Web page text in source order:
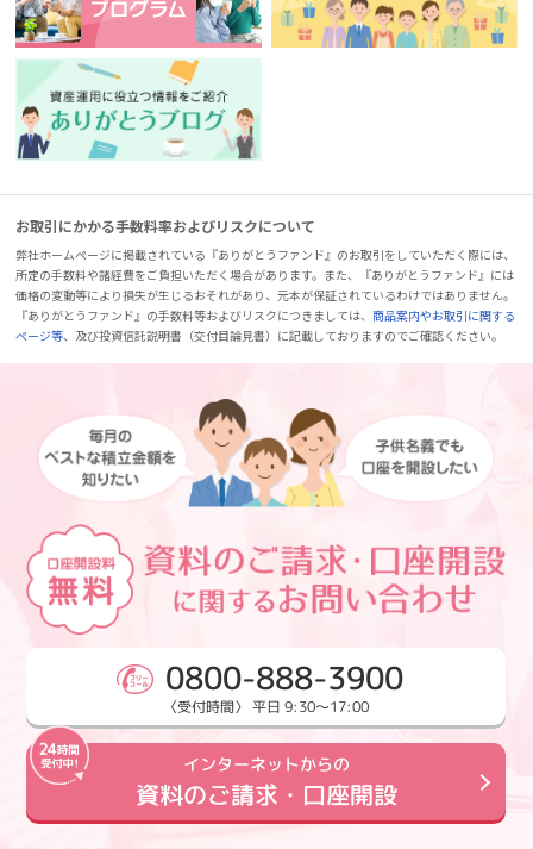
お取引にかかる手数料率およびリスクについて
弊社ホームページに掲載されている『ありがとうファンド』のお取引をしていただく際には、
所定の手数料や諸経費をご負担いただく場合があります。また、『ありがとうファンド』には
価格の変動等により損失が生じるおそれがあり、元本が保証されているわけではありません。
『ありがとうファンド』の手数料等およびリスクにつきましては、商品案内やお取引に関する
ページ等、及び投資信託説明書（交付目論見書）に記載しておりますのでご確認ください。
0800-888-3900
〈受付時間〉 平日 9:30～17:00
インターネットからの
資料のご請求・口座開設